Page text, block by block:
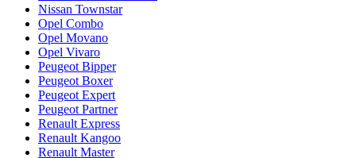
Nissan Townstar
Opel Combo
Opel Movano
Opel Vivaro
Peugeot Bipper
Peugeot Boxer
Peugeot Expert
Peugeot Partner
Renault Express
Renault Kangoo
Renault Master